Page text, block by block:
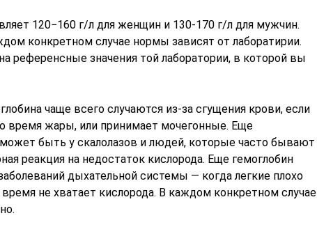
120−160 г/л для женщин и 130-170 г/л для мужчин.
конкретном случае нормы зависят от лаборатирии.
референсные значения той лаборатории, в которой вы
чаще всего случаются из-за сгущения крови, если
время жары, или принимает мочегонные. Еще
быть у скалолазов и людей, которые часто бывают
реакция на недостаток кислорода. Еще гемоглобин
дыхательной системы — когда легкие плохо
не хватает кислорода. В каждом конкретном случае